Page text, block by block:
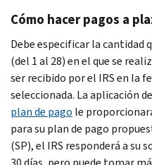
Cómo hacer pagos a
Debe especificar la cantidad
(del 1 al 28) en el que se
ser recibido por el IRS en la
seleccionada. La aplicación
plan de pago le
para su plan de pago
(SP), el IRS responderá a